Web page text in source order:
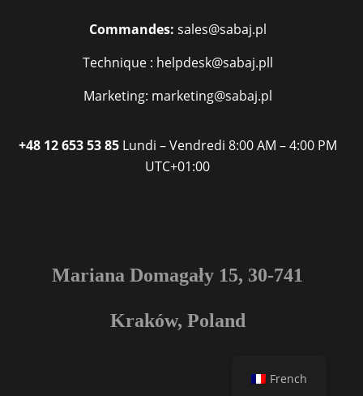
Commandes: sales@sabaj.pl
Technique : helpdesk@sabaj.pll
Marketing: marketing@sabaj.pl
+48 12 653 53 85 Lundi – Vendredi 8:00 AM – 4:00 PM
UTC+01:00
Mariana Domagały 15, 30-741
Kraków, Poland
French